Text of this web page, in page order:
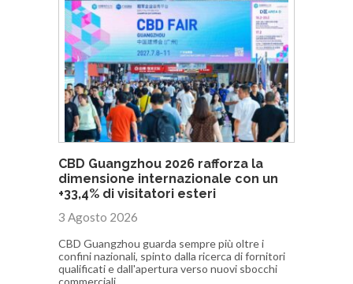
CBD Guangzhou 2026 rafforza la
dimensione internazionale con un
+33,4% di visitatori esteri
3 Agosto 2026
CBD Guangzhou guarda sempre più oltre i
confini nazionali, spinto dalla ricerca di fornitori
qualificati e dall'apertura verso nuovi sbocchi